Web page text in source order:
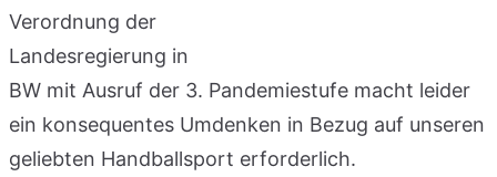
Verordnung der
Landesregierung in
BW mit Ausruf der 3. Pandemiestufe macht leider
ein konsequentes Umdenken in Bezug auf unseren
geliebten Handballsport erforderlich.